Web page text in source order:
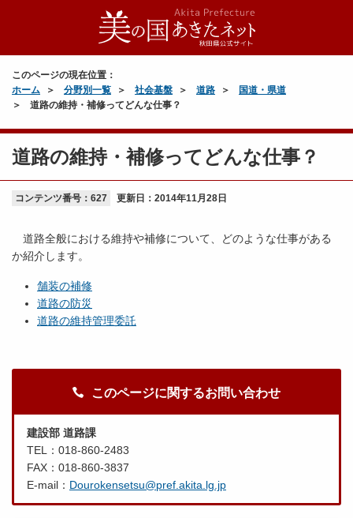
このページの現在位置：
ホーム
分野別一覧 社会基盤 道路
国道・県道
道路の維持・補修ってどんな仕事？
道路の維持・補修ってどんな仕事？
コンテンツ番号：627 更新日： 2014年11月28日
道路全般における維持や補修について、どのような仕事がある
か紹介します。
舗装の補修
道路の防災
道路の維持管理委託
このページに関するお問い合わせ
建設部 道路課
TEL：018-860-2483
FAX：018-860-3837
E-mail： Dourokensetsu@pref.akita.lg.jp